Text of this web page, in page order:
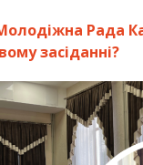
Рада
засіданні?